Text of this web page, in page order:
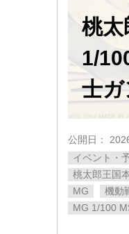
桃
1/
士ガ
公開日：
イベント・
桃太郎王国
MG
機動
MG 1/100